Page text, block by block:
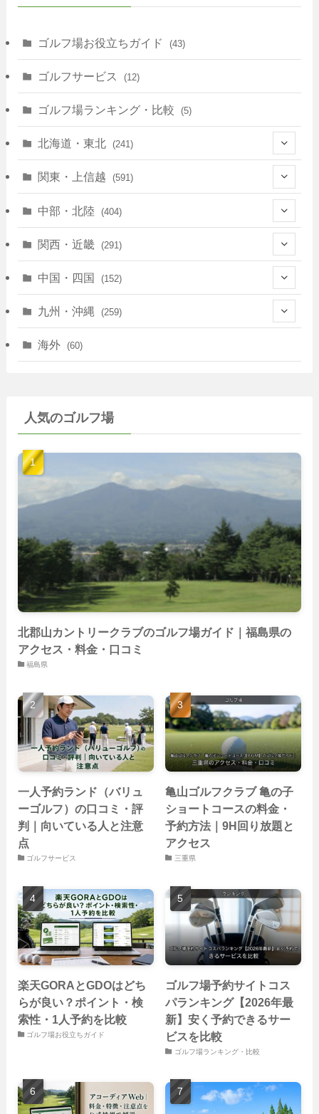
ゴルフ場お役立ちガイド (43)
ゴルフサービス (12)
ゴルフ場ランキング・比較 (5)
北海道・東北 (241)
(128)
(10)
(35)
(30)
関東・上信越 (591)
(146)
(40)
(72)
(14)
(103)
中部・北陸 (404)
(13)
(83)
(78)
(40)
(22)
関西・近畿 (291)
(39)
(25)
中国・四国 (152)
(7)
(39)
(40)
(14)
九州・沖縄 (259)
(28)
(22)
(23)
(22)
(26)
海外 (60)
人気のゴルフ場
北郡山カントリークラブのゴルフ場ガイド｜福島県の
アクセス・料金・口コミ
福島県
一人予約ランド（バリュ
ーゴルフ）の口コミ・評
判｜向いている人と注意
点
ゴルフサービス
亀山ゴルフクラブ 亀の子
ショートコースの料金・
予約方法｜9H回り放題と
アクセス
三重県
楽天GORAとGDOはどち
らが良い？ポイント・検
索性・1人予約を比較
ゴルフ場お役立ちガイド
ゴルフ場予約サイトコス
パランキング【2026年最
新】安く予約できるサー
ビスを比較
ゴルフ場ランキング・比較